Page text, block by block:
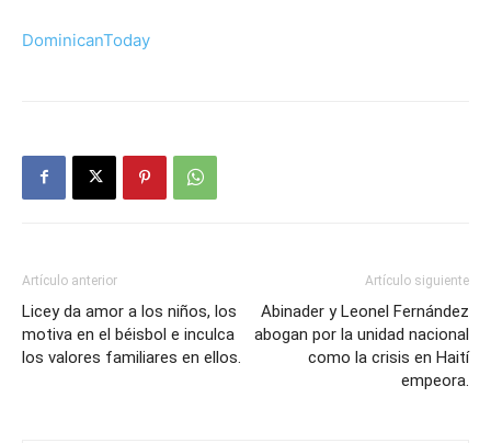
DominicanToday
Artículo anterior
Licey da amor a los niños, los
motiva en el béisbol e inculca
los valores familiares en ellos.
Artículo siguiente
Abinader y Leonel Fernández
abogan por la unidad nacional
como la crisis en Haití
empeora.